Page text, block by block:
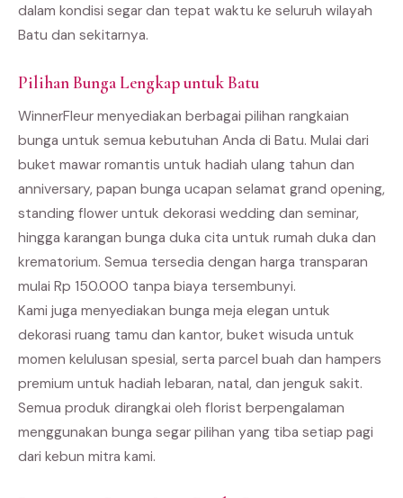
dalam kondisi segar dan tepat waktu ke seluruh wilayah
Batu dan sekitarnya.
Pilihan Bunga Lengkap untuk Batu
WinnerFleur menyediakan berbagai pilihan rangkaian
bunga untuk semua kebutuhan Anda di Batu. Mulai dari
buket mawar romantis untuk hadiah ulang tahun dan
anniversary, papan bunga ucapan selamat grand opening,
standing flower untuk dekorasi wedding dan seminar,
hingga karangan bunga duka cita untuk rumah duka dan
krematorium. Semua tersedia dengan harga transparan
mulai Rp 150.000 tanpa biaya tersembunyi.
Kami juga menyediakan bunga meja elegan untuk
dekorasi ruang tamu dan kantor, buket wisuda untuk
momen kelulusan spesial, serta parcel buah dan hampers
premium untuk hadiah lebaran, natal, dan jenguk sakit.
Semua produk dirangkai oleh florist berpengalaman
menggunakan bunga segar pilihan yang tiba setiap pagi
dari kebun mitra kami.